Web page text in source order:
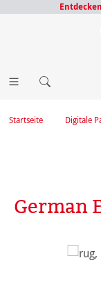
Digitale
Startseite
German
Bildergalerie